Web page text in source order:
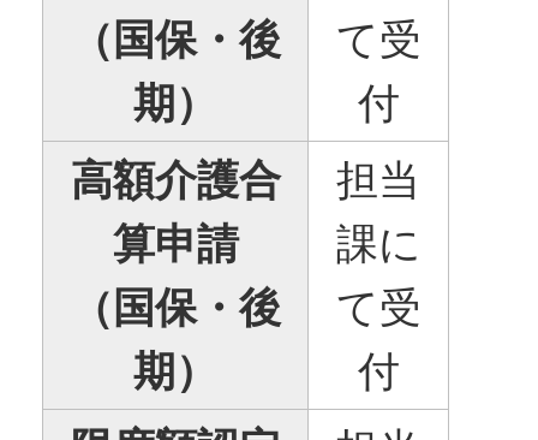
（国保・後
期）
て受
付
高額介護合
算申請
（国保・後
期）
担当
課に
て受
付